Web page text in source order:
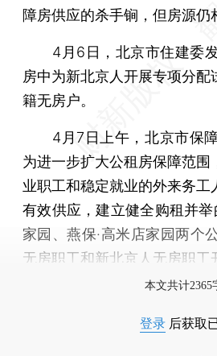
障房供应的杀手锏，但房源仍
4月6日，北京市住建委发
房中为新北京人开展专项分
籍无房户。
4月7日上午，北京市保障
为进一步扩大公租房保障范
业职工和稳定就业的外来务
有效供应，建立健全购租并
家园、燕保·高米店家园两个
无房职工和新北京人无房职工
本文共计2365
登录 后获取